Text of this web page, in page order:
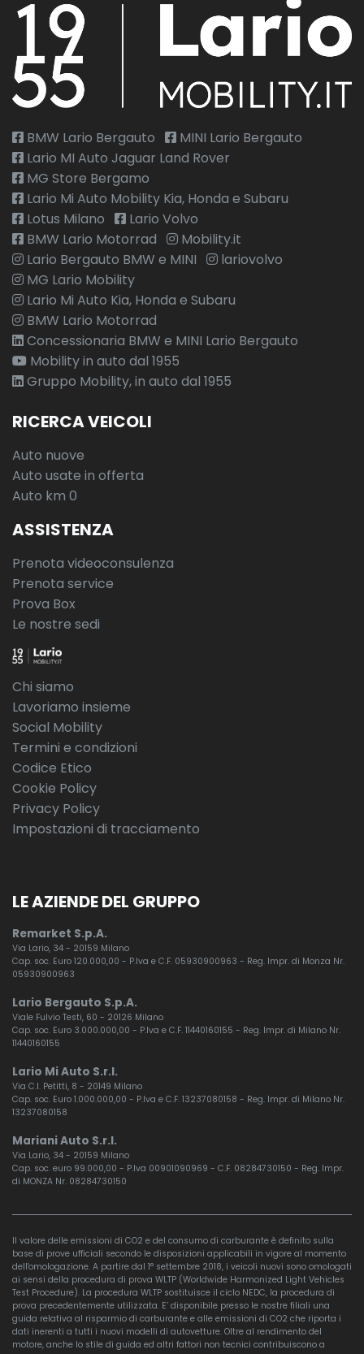
BMW Lario Bergauto
MINI Lario Bergauto
Lario MI Auto Jaguar Land Rover
MG Store Bergamo
Lario Mi Auto Mobility Kia, Honda e Subaru
Lotus Milano
Lario Volvo
BMW Lario Motorrad
Mobility.it
Lario Bergauto BMW e MINI
lariovolvo
MG Lario Mobility
Lario Mi Auto Kia, Honda e Subaru
BMW Lario Motorrad
Concessionaria BMW e MINI Lario Bergauto
Mobility in auto dal 1955
Gruppo Mobility, in auto dal 1955
RICERCA VEICOLI
Auto nuove
Auto usate in offerta
Auto km 0
ASSISTENZA
Prenota videoconsulenza
Prenota service
Prova Box
Le nostre sedi
Chi siamo
Lavoriamo insieme
Social Mobility
Termini e condizioni
Codice Etico
Cookie Policy
Privacy Policy
Impostazioni di tracciamento
LE AZIENDE DEL GRUPPO
Remarket S.p.A.
Via Lario, 34 - 20159 Milano
Cap. soc. Euro 120.000,00 - P.Iva e C.F. 05930900963 - Reg. Impr. di Monza Nr.
05930900963
Lario Bergauto S.p.A.
Viale Fulvio Testi, 60 - 20126 Milano
Cap. soc. Euro 3.000.000,00 - P.Iva e C.F. 11440160155 - Reg. Impr. di Milano Nr.
11440160155
Lario Mi Auto S.r.l.
Via C.I. Petitti, 8 - 20149 Milano
Cap. soc. Euro 1.000.000,00 - P.Iva e C.F. 13237080158 - Reg. Impr. di Milano Nr.
13237080158
Mariani Auto S.r.l.
Via Lario, 34 - 20159 Milano
Cap. soc. euro 99.000,00 - P.Iva 00901090969 - C.F. 08284730150 - Reg. Impr.
di MONZA Nr. 08284730150
Il valore delle emissioni di CO2 e del consumo di carburante è definito sulla
base di prove ufficiali secondo le disposizioni applicabili in vigore al momento
dell'omologazione. A partire dal 1° settembre 2018, i veicoli nuovi sono omologati
ai sensi della procedura di prova WLTP (Worldwide Harmonized Light Vehicles
Test Procedure). La procedura WLTP sostituisce il ciclo NEDC, la procedura di
prova precedentemente utilizzata. E’ disponibile presso le nostre filiali una
guida relativa al risparmio di carburante e alle emissioni di CO2 che riporta i
dati inerenti a tutti i nuovi modelli di autovetture. Oltre al rendimento del
motore, anche lo stile di guida ed altri fattori non tecnici contribuiscono a